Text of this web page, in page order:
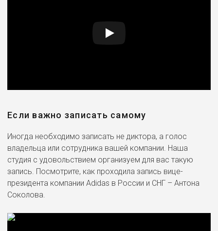
Если важно записать самому
Иногда необходимо записать не диктора, а голос
владельца или сотрудника вашей компании. Наша
студия с удовольствием организуем для вас такую
запись. Посмотрите, как проходила запись вице-
президента компании Adidas в России и СНГ – Антона
Соколова.